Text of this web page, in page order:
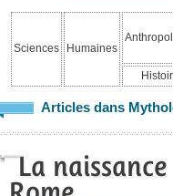
Sciences Humaines
Articles dans
La